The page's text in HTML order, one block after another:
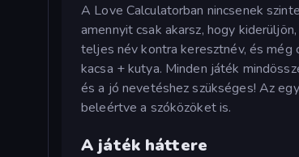
A Love Calculatorban nincsenek
amennyit csak akarsz, hogy
teljes név kontra keresztnév, és még
kacsa + kutya. Minden játék
és a jó nevetéshez szükséges! Az
beleértve a szóközöket is.
A játék háttere